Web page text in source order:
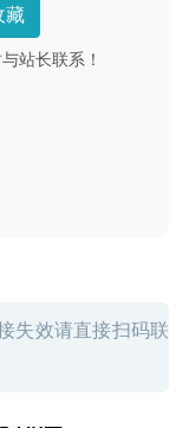
藏
站长联系！
失效请直接扫码联
网络共享自动加载